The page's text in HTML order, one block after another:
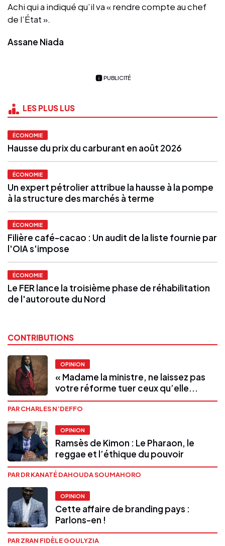
Achi qui a indiqué qu’il va « rendre compte au chef
de l’État ».
Assane Niada
PUBLICITÉ
LES PLUS LUS
ÉCONOMIE
Hausse du prix du carburant en août 2026
ÉCONOMIE
Un expert pétrolier attribue la hausse à la pompe
à la structure des marchés à terme
ÉCONOMIE
Filière café-cacao : Un audit de la liste fournie par
l'OIA s'impose
ÉCONOMIE
Le FER lance la troisième phase de réhabilitation
de l'autoroute du Nord
CONTRIBUTIONS
OPINION
« Madame la ministre, ne laissez pas
votre réforme tuer ceux qu’elle...
PAR CHARLES N’DEFFO
OPINION
Ramsès de Kimon : Le Pharaon, le
reggae et l’éthique du pouvoir
PAR DR KANATÉ DAHOUDA SOUMAHORO
OPINION
Cette affaire de branding pays :
Parlons-en !
PAR ZRAN FIDÈLE GOULYZIA